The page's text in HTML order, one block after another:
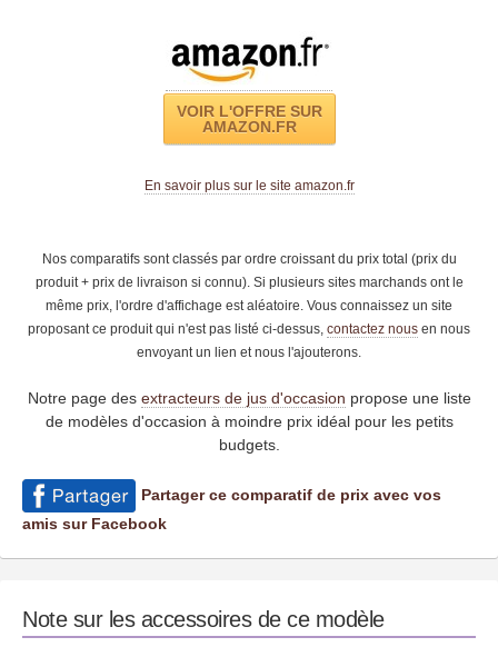
VOIR L'OFFRE SUR
AMAZON.FR
En savoir plus sur le site amazon.fr
Nos comparatifs sont classés par ordre croissant du prix total (prix du
produit + prix de livraison si connu). Si plusieurs sites marchands ont le
même prix, l'ordre d'affichage est aléatoire. Vous connaissez un site
proposant ce produit qui n'est pas listé ci-dessus, contactez nous en nous
envoyant un lien et nous l'ajouterons.
Notre page des extracteurs de jus d'occasion propose une liste
de modèles d'occasion à moindre prix idéal pour les petits
budgets.
Partager ce comparatif de prix avec vos
amis sur Facebook
Note sur les accessoires de ce modèle